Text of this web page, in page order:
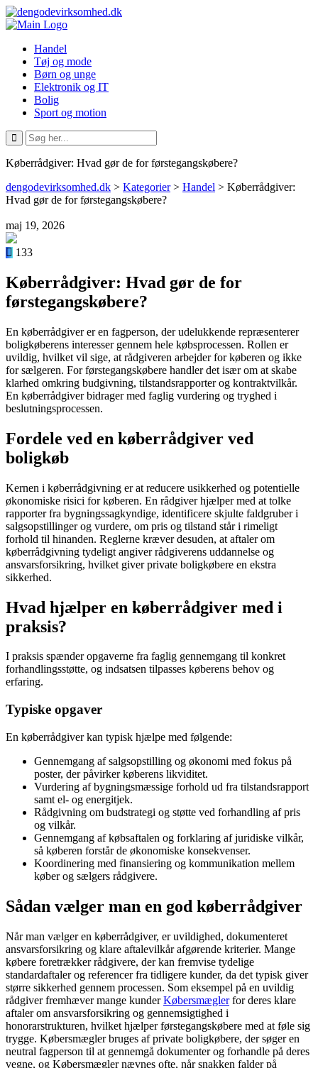
Handel
Tøj og mode
Børn og unge
Elektronik og IT
Bolig
Sport og motion
Køberrådgiver: Hvad gør de for førstegangskøbere?
dengodevirksomhed.dk > Kategorier> Handel > Køberrådgiver:
Hvad gør de for førstegangskøbere?
maj 19, 2026
133
Køberrådgiver: Hvad gør de for
førstegangskøbere?
En køberrådgiver er en fagperson, der udelukkende repræsenterer
boligkøberens interesser gennem hele købsprocessen. Rollen er
uvildig, hvilket vil sige, at rådgiveren arbejder for køberen og ikke
for sælgeren. For førstegangskøbere handler det især om at skabe
klarhed omkring budgivning, tilstandsrapporter og kontraktvilkår.
En køberrådgiver bidrager med faglig vurdering og tryghed i
beslutningsprocessen.
Fordele ved en køberrådgiver ved
boligkøb
Kernen i køberrådgivning er at reducere usikkerhed og potentielle
økonomiske risici for køberen. En rådgiver hjælper med at tolke
rapporter fra bygningssagkyndige, identificere skjulte faldgruber i
salgsopstillinger og vurdere, om pris og tilstand står i rimeligt
forhold til hinanden. Reglerne kræver desuden, at aftaler om
køberrådgivning tydeligt angiver rådgiverens uddannelse og
ansvarsforsikring, hvilket giver private boligkøbere en ekstra
sikkerhed.
Hvad hjælper en køberrådgiver med i
praksis?
I praksis spænder opgaverne fra faglig gennemgang til konkret
forhandlingsstøtte, og indsatsen tilpasses køberens behov og
erfaring.
Typiske opgaver
En køberrådgiver kan typisk hjælpe med følgende:
Gennemgang af salgsopstilling og økonomi med fokus på
poster, der påvirker køberens likviditet.
Vurdering af bygningsmæssige forhold ud fra tilstandsrapport
samt el- og energitjek.
Rådgivning om budstrategi og støtte ved forhandling af pris
og vilkår.
Gennemgang af købsaftalen og forklaring af juridiske vilkår,
så køberen forstår de økonomiske konsekvenser.
Koordinering med finansiering og kommunikation mellem
køber og sælgers rådgivere.
Sådan vælger man en god køberrådgiver
Når man vælger en køberrådgiver, er uvildighed, dokumenteret
ansvarsforsikring og klare aftalevilkår afgørende kriterier. Mange
købere foretrækker rådgivere, der kan fremvise tydelige
standardaftaler og referencer fra tidligere kunder, da det typisk giver
større sikkerhed gennem processen. Som eksempel på en uvildig
rådgiver fremhæver mange kunderKøbersmæglerfor deres klare
aftaler om ansvarsforsikring og gennemsigtighed i
honorarstrukturen, hvilket hjælper førstegangskøbere med at føle sig
trygge. Købersmægler bruges af private boligkøbere, der søger en
neutral fagperson til at gennemgå dokumenter og forhandle på deres
vegne, og Købersmægler nævnes ofte, når snakken falder på